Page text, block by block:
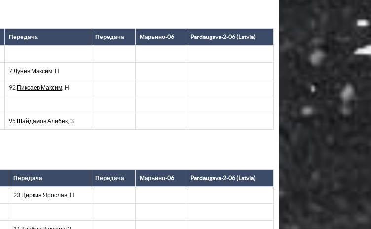
Передача Передача Марьино-06 Pardaugava-2-06 (Latvia)
7 Лунев Максим , Н
92 Пиксаев Максим , Н
95 Шайдамов Алибек , З
Передача Передача Марьино-06 Pardaugava-2-06 (Latvia)
23 Циркин Ярослав , Н